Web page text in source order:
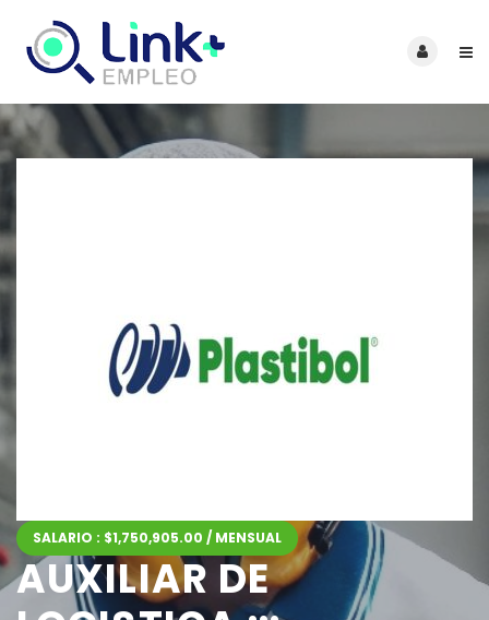
SALARIO : $1,750,905.00 / MENSUAL
AUXILIAR DE